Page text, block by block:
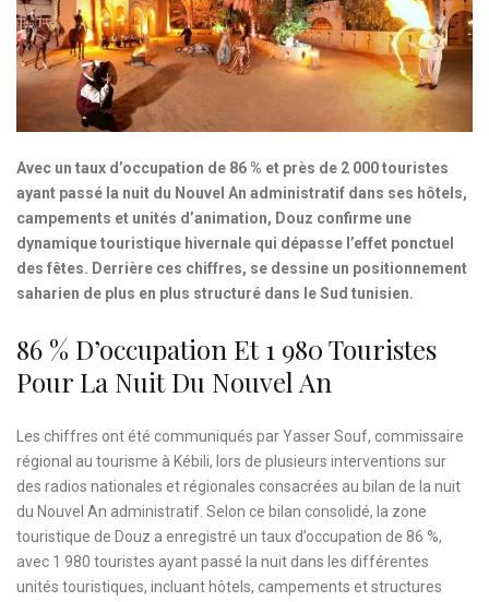
Avec un taux d’occupation de 86 % et près de 2 000 touristes
ayant passé la nuit du Nouvel An administratif dans ses hôtels,
campements et unités d’animation, Douz confirme une
dynamique touristique hivernale qui dépasse l’effet ponctuel
des fêtes. Derrière ces chiffres, se dessine un positionnement
saharien de plus en plus structuré dans le Sud tunisien.
86 % D’occupation Et 1 980 Touristes
Pour La Nuit Du Nouvel An
Les chiffres ont été communiqués par Yasser Souf, commissaire
régional au tourisme à Kébili, lors de plusieurs interventions sur
des radios nationales et régionales consacrées au bilan de la nuit
du Nouvel An administratif. Selon ce bilan consolidé, la zone
touristique de Douz a enregistré un taux d’occupation de 86 %,
avec 1 980 touristes ayant passé la nuit dans les différentes
unités touristiques, incluant hôtels, campements et structures